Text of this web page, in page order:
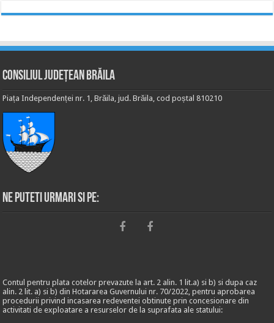
Consiliul Județean Brăila
Piața Independenței nr. 1, Brăila, jud. Brăila, cod poștal 810210
Ne puteti urmari si pe:
Contul pentru plata cotelor prevazute la art. 2 alin. 1 lit.a) si b) si dupa caz
alin. 2 lit. a) si b) din Hotararea Guvernului nr. 70/2022, pentru aprobarea
procedurii privind incasarea redeventei obtinute prin concesionare din
activitati de exploatare a resurselor de la suprafata ale statului: